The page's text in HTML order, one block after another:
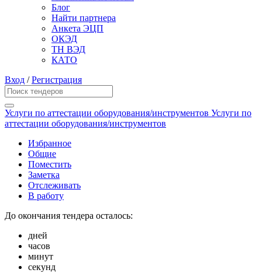
Блог
Найти партнера
Анкета ЭЦП
ОКЭД
ТН ВЭД
КАТО
Вход /Регистрация
Услуги по аттестации оборудования/инструментов Услуги по
аттестации оборудования/инструментов
Избранное
Общие
Поместить
Заметка
Отслеживать
В работу
До окончания тендера осталось:
дней
часов
минут
секунд